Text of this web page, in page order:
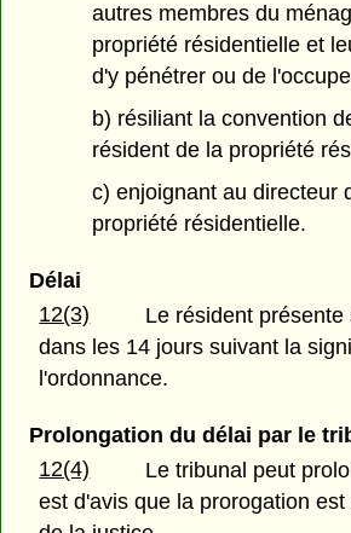
autres membres du
propriété résidentielle et
d'y pénétrer ou de
b) résiliant la convention
résident de la propriété
c) enjoignant au directeur
propriété résidentielle.
Délai
12(3)
Le résident présente
dans les 14 jours suivant la
l'ordonnance.
Prolongation du délai par le
12(4)
Le tribunal peut
est d'avis que la prorogation